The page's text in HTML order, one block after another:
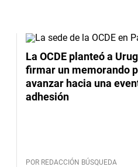
La OCDE planteó a
firmar un memorando
avanzar hacia una
adhesión
POR REDACCIÓN BÚSQUEDA